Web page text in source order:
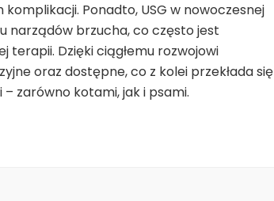
Ponadto, USG w nowoczesnej
narządów brzucha, co często jest
Dzięki ciągłemu rozwojowi
oraz dostępne, co z kolei przekłada się
zarówno kotami, jak i psami.